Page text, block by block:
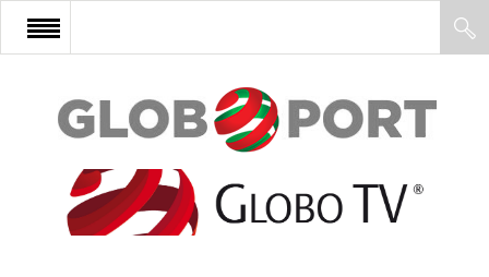
FŐOLDAL
AFRIKA